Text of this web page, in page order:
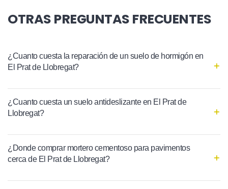
OTRAS PREGUNTAS FRECUENTES
¿Cuanto cuesta la reparación de un suelo de hormigón en
El Prat de Llobregat?
¿Cuanto cuesta un suelo antideslizante en El Prat de
Llobregat?
¿Donde comprar mortero cementoso para pavimentos
cerca de El Prat de Llobregat?